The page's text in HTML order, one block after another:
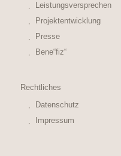
Leistungsversprechen
Projektentwicklung
Presse
Bene“fiz“
Rechtliches
Datenschutz
Impressum